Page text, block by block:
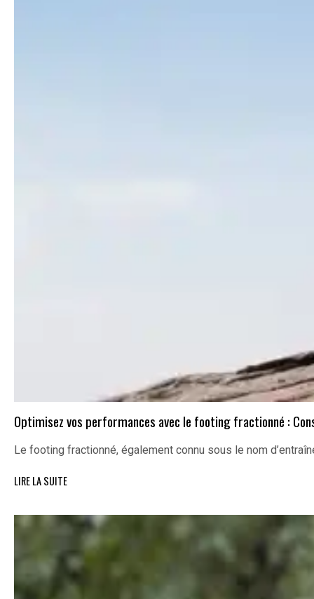
Optimisez vos performances avec le footing fractionné :
Le footing fractionné, également connu sous le nom
LIRE LA SUITE